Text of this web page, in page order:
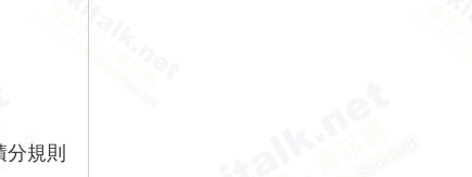
分規則